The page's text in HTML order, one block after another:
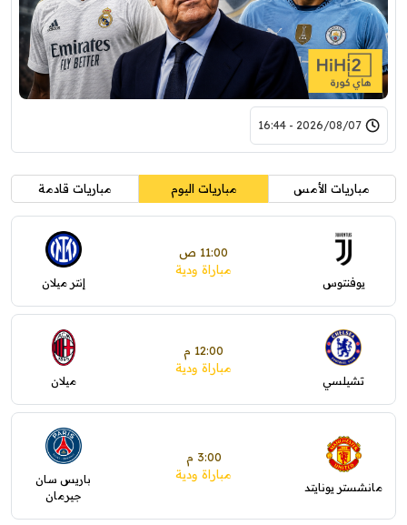
2026/08/07 - 16:44
مباريات الأمس مباريات اليوم مباريات قادمة
يوفنتوس
11:00 ص
مباراة ودية
إنتر ميلان
تشيلسي
12:00 م
مباراة ودية
ميلان
مانشستر يونايتد
3:00 م
مباراة ودية
باريس سان
جيرمان